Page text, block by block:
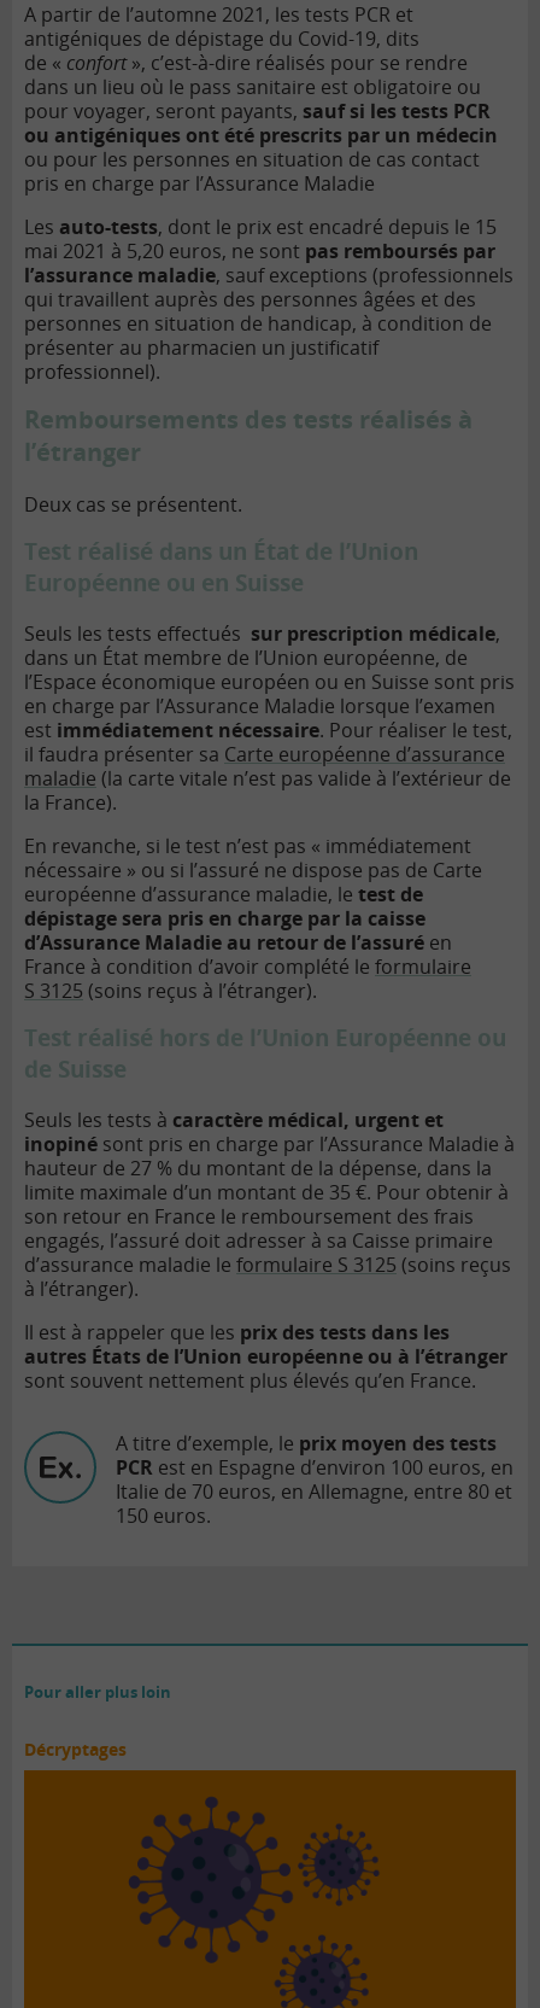
A partir de l’automne 2021, les tests PCR et
antigéniques de dépistage du Covid-19, dits
de « confort», c’est-à-dire réalisés pour se rendre
dans un lieu où le pass sanitaire est obligatoire ou
pour voyager, seront payants, sauf si les tests PCR
ou antigéniques ont été prescrits par un médecin
ou pour les personnes en situation de cas contact
pris en charge par l’Assurance Maladie
Les auto-tests, dont le prix est encadré depuis le 15
mai 2021 à 5,20 euros, ne sont pas remboursés par
l’assurance maladie, sauf exceptions (professionnels
qui travaillent auprès des personnes âgées et des
personnes en situation de handicap, à condition de
présenter au pharmacien un justificatif
professionnel).
Remboursements des tests réalisés à
l’étranger
Deux cas se présentent.
Test réalisé dans un État de l’Union
Européenne ou en Suisse
Seuls les tests effectués sur prescription médicale,
dans un État membre de l’Union européenne, de
l’Espace économique européen ou en Suisse sont pris
en charge par l’Assurance Maladie lorsque l’examen
est immédiatement nécessaire. Pour réaliser le test,
il faudra présenter sa Carte européenne d’assurance
maladie (la carte vitale n’est pas valide à l’extérieur de
la France).
En revanche, si le test n’est pas « immédiatement
nécessaire » ou si l’assuré ne dispose pas de Carte
européenne d’assurance maladie, le test de
dépistage sera pris en charge par la caisse
d’Assurance Maladie au retour de l’assuré en
France à condition d’avoir complété le formulaire
S 3125 (soins reçus à l’étranger).
Test réalisé hors de l’Union Européenne ou
de Suisse
Seuls les tests à caractère médical, urgent et
inopiné sont pris en charge par l’Assurance Maladie à
hauteur de 27 % du montant de la dépense, dans la
limite maximale d’un montant de 35 €. Pour obtenir à
son retour en France le remboursement des frais
engagés, l’assuré doit adresser à sa Caisse primaire
d’assurance maladie le formulaire S 3125 (soins reçus
à l’étranger).
Il est à rappeler que les prix des tests dans les
autres États de l’Union européenne ou à l’étranger
sont souvent nettement plus élevés qu’en France.
A titre d’exemple, le prix moyen des tests
PCR est en Espagne d’environ 100 euros, en
Italie de 70 euros, en Allemagne, entre 80 et
150 euros.
Pour aller plus loin
Décryptages